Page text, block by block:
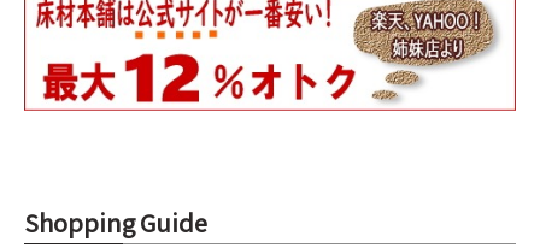
Shopping Guide